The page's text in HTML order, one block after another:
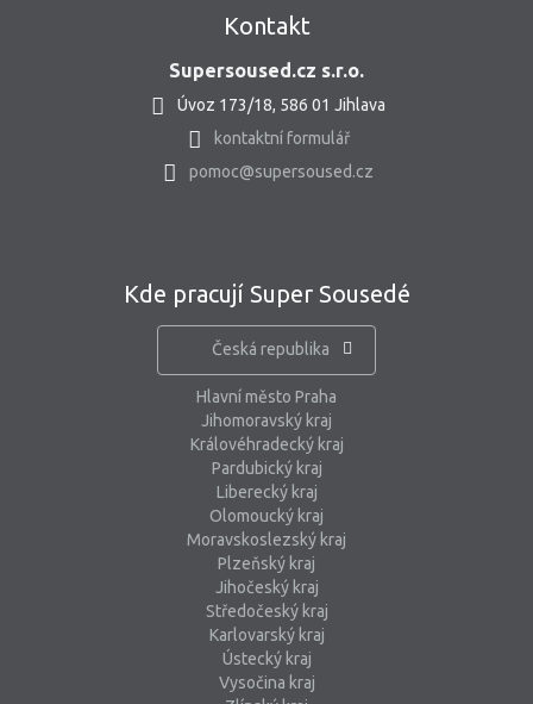
Kontakt
Supersoused.cz s.r.o.
Úvoz 173/18, 586 01 Jihlava
kontaktní formulář
pomoc@supersoused.cz
Kde pracují Super Sousedé
Česká republika
Hlavní město Praha
Jihomoravský kraj
Královéhradecký kraj
Pardubický kraj
Liberecký kraj
Olomoucký kraj
Moravskoslezský kraj
Plzeňský kraj
Jihočeský kraj
Středočeský kraj
Karlovarský kraj
Ústecký kraj
Vysočina kraj